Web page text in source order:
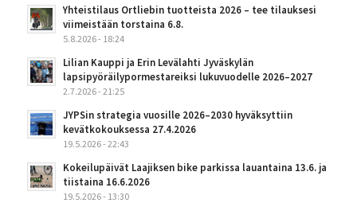
Yhteistilaus Ortliebin tuotteista 2026 – tee tilauksesi
viimeistään torstaina 6.8.
5.8.2026 - 18:24
Lilian Kauppi ja Erin Levälahti Jyväskylän
lapsipyöräilypormestareiksi lukuvuodelle 2026–2027
2.7.2026 - 21:25
JYPSin strategia vuosille 2026–2030 hyväksyttiin
kevätkokouksessa 27.4.2026
19.5.2026 - 22:43
Kokeilupäivät Laajiksen bike parkissa lauantaina 13.6. ja
tiistaina 16.6.2026
19.5.2026 - 13:30